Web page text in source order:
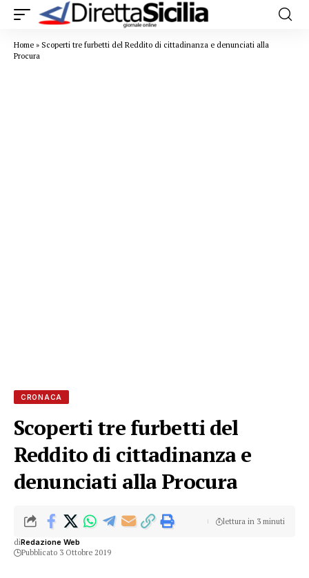
Home » Scoperti tre furbetti del Reddito di cittadinanza e denunciati alla
Procura
CRONACA
Scoperti tre furbetti del
Reddito di cittadinanza e
denunciati alla Procura
diRedazione Web
Pubblicato 3 Ottobre 2019
lettura in 3 minuti